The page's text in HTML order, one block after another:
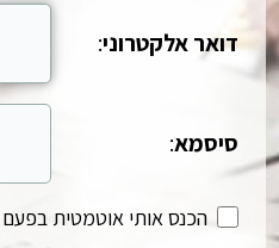
דואר אלקטרוני:
סיסמא:
הכנס אותי אוטמטית